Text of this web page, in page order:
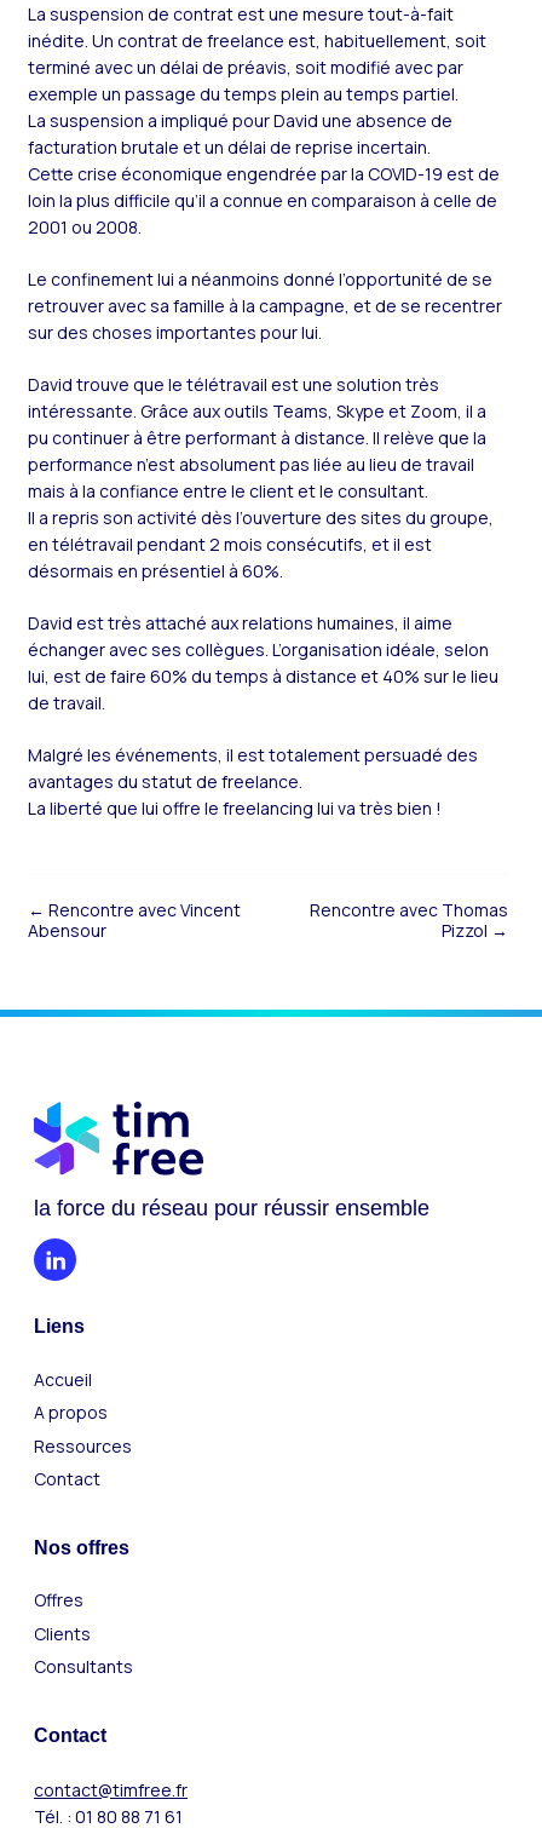
La suspension de contrat est une mesure tout-à-fait
inédite. Un contrat de freelance est, habituellement, soit
terminé avec un délai de préavis, soit modifié avec par
exemple un passage du temps plein au temps partiel.
La suspension a impliqué pour David une absence de
facturation brutale et un délai de reprise incertain.
Cette crise économique engendrée par la COVID-19 est de
loin la plus difficile qu’il a connue en comparaison à celle de
2001 ou 2008.
Le confinement lui a néanmoins donné l’opportunité de se
retrouver avec sa famille à la campagne, et de se recentrer
sur des choses importantes pour lui.
David trouve que le télétravail est une solution très
intéressante. Grâce aux outils Teams, Skype et Zoom, il a
pu continuer à être performant à distance. Il relève que la
performance n’est absolument pas liée au lieu de travail
mais à la confiance entre le client et le consultant.
Il a repris son activité dès l’ouverture des sites du groupe,
en télétravail pendant 2 mois consécutifs, et il est
désormais en présentiel à 60%.
David est très attaché aux relations humaines, il aime
échanger avec ses collègues. L’organisation idéale, selon
lui, est de faire 60% du temps à distance et 40% sur le lieu
de travail.
Malgré les événements, il est totalement persuadé des
avantages du statut de freelance.
La liberté que lui offre le freelancing lui va très bien !
← Rencontre avec Vincent
Abensour
Rencontre avec Thomas
Pizzol →
la force du réseau pour réussir ensemble
Liens
Accueil
A propos
Ressources
Contact
Nos offres
Offres
Clients
Consultants
Contact
contact@timfree.fr
Tél. : 01 80 88 71 61